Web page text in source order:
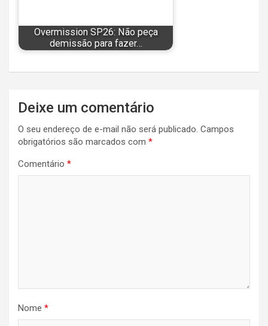
Overmission SP26: Não peça
demissão para fazer…
Navegação
de
Post
Deixe um comentário
O seu endereço de e-mail não será publicado. Campos
obrigatórios são marcados com *
Comentário *
Nome *